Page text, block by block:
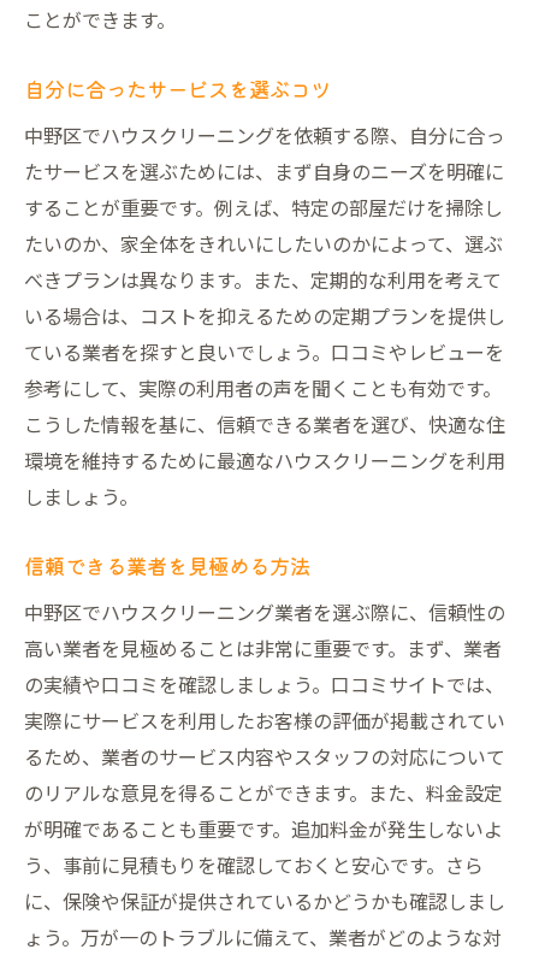
中野区のクリーニング業者を比較するコツ
中野区のハウスクリーニング料金相場と選び方
のポイント
中野区の平均的なクリーニング料金とは？
初めて依頼する方のためのガイド
料金に影響する要素とその対策
お得なプランを見つける方法
利用者からのフィードバックを活用する
中野区内で最適な業者を探すコツ
賢く利用する中野区のハウスクリーニングで時
短と快適を実現
清掃時間の短縮を実現するためには
忙しい方にぴったりのサービス活用法
時間と労力を節約するための選び方
快適な空間を維持するための工夫
中野区でのライフスタイルに合ったクリー
ニング
中野区で注目のハウスクリーニングサービスと
その効果
今話題のクリーニングサービス紹介
最新の技術を活用した清掃方法とは
利用者の声から見る効果と満足度
ことができます。
自分に合ったサービスを選ぶコツ
中野区でハウスクリーニングを依頼する際、自分に合っ
たサービスを選ぶためには、まず自身のニーズを明確に
することが重要です。例えば、特定の部屋だけを掃除し
たいのか、家全体をきれいにしたいのかによって、選ぶ
べきプランは異なります。また、定期的な利用を考えて
いる場合は、コストを抑えるための定期プランを提供し
ている業者を探すと良いでしょう。口コミやレビューを
参考にして、実際の利用者の声を聞くことも有効です。
こうした情報を基に、信頼できる業者を選び、快適な住
環境を維持するために最適なハウスクリーニングを利用
しましょう。
信頼できる業者を見極める方法
中野区でハウスクリーニング業者を選ぶ際に、信頼性の
高い業者を見極めることは非常に重要です。まず、業者
の実績や口コミを確認しましょう。口コミサイトでは、
実際にサービスを利用したお客様の評価が掲載されてい
るため、業者のサービス内容やスタッフの対応について
のリアルな意見を得ることができます。また、料金設定
が明確であることも重要です。追加料金が発生しないよ
う、事前に見積もりを確認しておくと安心です。さら
に、保険や保証が提供されているかどうかも確認しまし
ょう。万が一のトラブルに備えて、業者がどのような対